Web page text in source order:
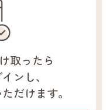
取ったら
ンし、
だけます。